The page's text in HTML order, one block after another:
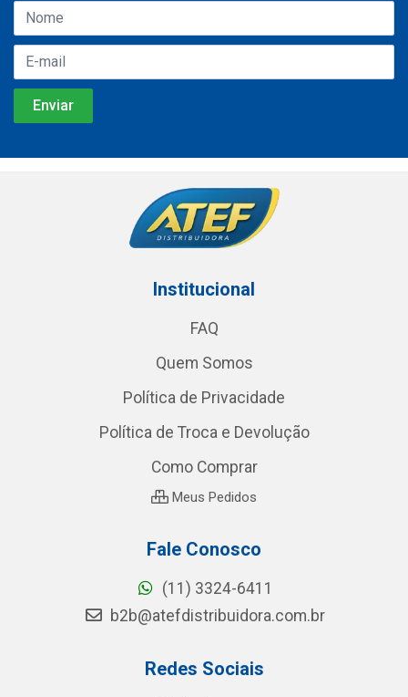
Institucional
FAQ
Quem Somos
Política de Privacidade
Política de Troca e Devolução
Como Comprar
Meus Pedidos
Fale Conosco
(11) 3324-6411
b2b@atefdistribuidora.com.br
Redes Sociais